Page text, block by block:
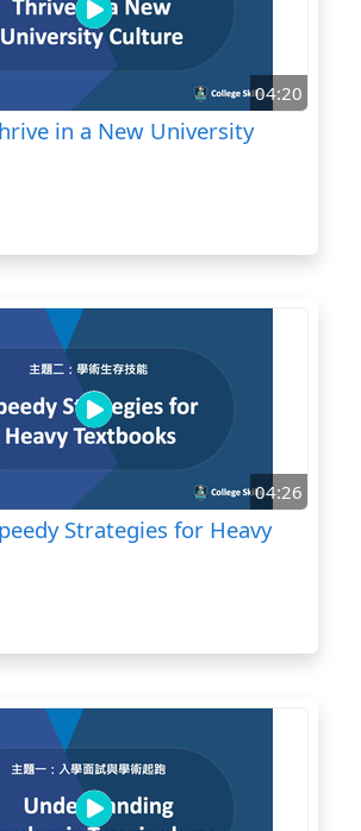
04:20
in a New University
04:26
Strategies for Heavy